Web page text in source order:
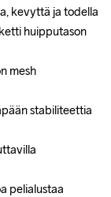
kevyttä ja todella
huipputason
mesh
stabiliteettia
pelialustaa
kevyttä ja todella
huipputason
mesh
stabiliteettia
pelialustaa